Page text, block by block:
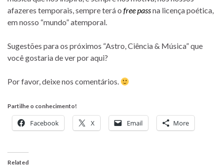
afazeres temporais, sempre terá o free passna licença poética,
em nosso “mundo” atemporal.
Sugestões para os próximos “Astro, Ciência & Música” que
você gostaria de ver por aqui?
Por favor, deixe nos comentários.
Partilhe o conhecimento!
Facebook X Email More
Related